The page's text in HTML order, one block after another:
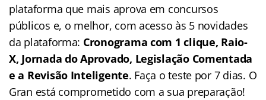
plataforma que mais aprova em concursos
públicos e, o melhor, com acesso às 5 novidades
da plataforma: Cronograma com 1 clique, Raio-
X, Jornada do Aprovado, Legislação Comentada
e a Revisão Inteligente. Faça o teste por 7 dias. O
Gran está comprometido com a sua preparação!